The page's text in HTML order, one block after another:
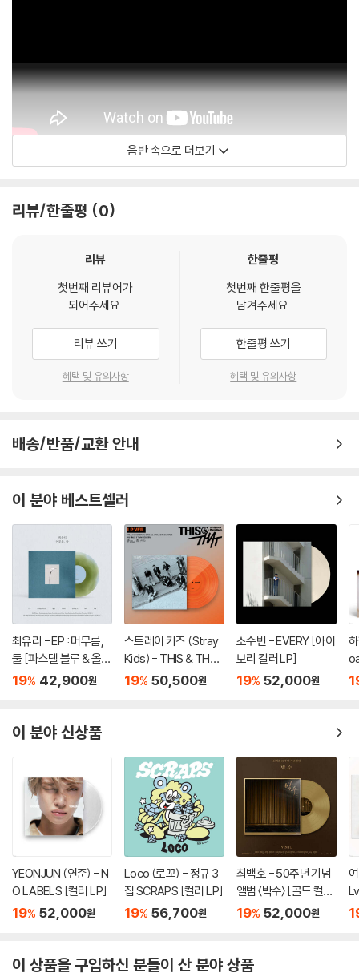
신해경 Shin Hae Gyeong
음반 속으로 더보기
리뷰/한줄평 0
리뷰
첫번째 리뷰어가
되어주세요.
리뷰 쓰기
혜택 및 유의사항
한줄평
첫번째 한줄평을
남겨주세요.
한줄평 쓰기
혜택 및 유의사항
배송/반품/교환 안내
이 분야 베스트셀러
최유리 - EP : 머무름,
둘 [파스텔 블루 & 올리
브 그린 컬러 10인치 Vi
19% 42,900원
스트레이 키즈 (Stray
Kids) - THIS & THAT
[LP VER.]
19% 50,500원
소수빈 - EVERY [아이
보리 컬러 LP]
19% 52,000원
이 분야 신상품
YEONJUN (연준) - N
O LABELS [컬러 LP]
19% 52,000원
Loco (로꼬) - 정규 3
집 SCRAPS [컬러 LP]
19% 56,700원
최백호 - 50주년 기념
앨범 〈박수〉 [골드 컬러
LP]
19% 52,000원
이 상품을 구입하신 분들이 산 분야 상품